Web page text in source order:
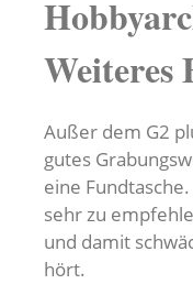
Weiteres
Außer dem G2
gutes
eine
sehr zu
und damit
hört.